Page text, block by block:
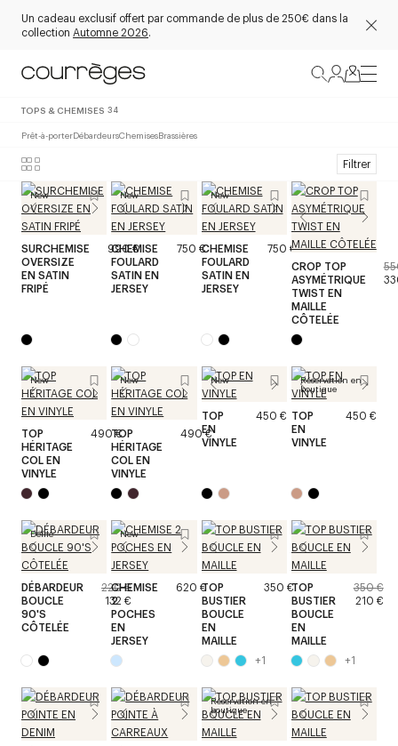
Un cadeau exclusif offert par commande de plus de 250€ dans la
collection Automne 2026.
TOPS & CHEMISES 34
Prêt-à-porterDébardeursChemisesBrassières
Filtrer
New
SURCHEMISE
OVERSIZE
EN SATIN
FRIPÉ
990 €
New
CHEMISE
FOULARD
SATIN EN
JERSEY
750 €
New
CHEMISE
FOULARD
SATIN EN
JERSEY
750 €
CROP TOP
ASYMÉTRIQUE
TWIST EN
MAILLE
CÔTELÉE
New
TOP
HÉRITAGE
COL EN
VINYLE
490 €
New
TOP
HÉRITAGE
COL EN
VINYLE
490 €
New
TOP
EN
VINYLE
450 €
Réservation en
boutique
TOP
EN
VINYLE
450 €
Défilé
DÉBARDEUR
BOUCLE
90'S
CÔTELÉE
220 €
132 €
New
CHEMISE
2
POCHES
EN
JERSEY
620 €TOP
BUSTIER
BOUCLE
EN
MAILLE
350 €
+1
TOP
BUSTIER
BOUCLE
EN
MAILLE
350 €
210 €
+1
Réservation en
boutique